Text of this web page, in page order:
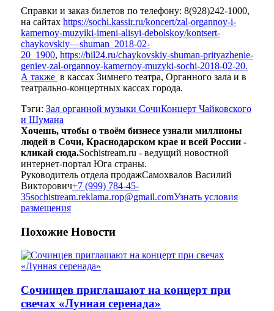
Справки и заказ билетов по телефону: 8(928)242-1000,
на сайтах https://sochi.kassir.ru/koncert/zal-organnoy-i-
kamernoy-muzyiki-imeni-alisyi-debolskoy/kontsert-
chaykovskiy—shuman_2018-02-
20_1900, https://bil24.ru/chaykovskiy-shuman-prityazhenie-
geniev-zal-organnoy-kamernoy-muzyki-sochi-2018-02-20.
А также в кассах Зимнего театра, Органного зала и в
театрально-концертных кассах города.
Тэги: Зал органной музыки СочиКонцерт Чайковского
и Шумана
Хочешь, чтобы о твоём бизнесе узнали миллионы
людей в Сочи, Краснодарском крае и всей России -
кликай сюда.Sochistream.ru - ведущий новостной
интернет-портал Юга страны.
Руководитель отдела продажСамохвалов Василий
Викторович+7 (999) 784-45-
35sochistream.reklama.rop@gmail.comУзнать условия
размещения
Похожие Новости
Сочинцев приглашают на концерт при
свечах «Лунная серенада»